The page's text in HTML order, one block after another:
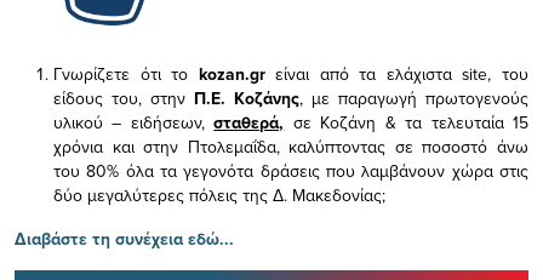
Γνωρίζετε ότι το kozan.gr είναι από τα ελάχισταsite, του
είδους του, στην Π.Ε. Κοζάνης, με παραγωγή πρωτογενούς
υλικού – ειδήσεων,σταθερά, σε Κοζάνη & τα τελευταία 15
χρόνια και στην Πτολεμαΐδα, καλύπτοντας σε ποσοστό άνω
του 80% όλα τα γεγονότα δράσεις που λαμβάνουν χώρα στις
δύο μεγαλύτερες πόλεις της Δ. Μακεδονίας;
Διαβάστε τη συνέχεια εδώ...